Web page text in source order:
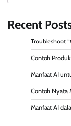
Recent
Troubleshoot
Contoh Produk
Manfaat AI
Contoh Nyata
Manfaat AI